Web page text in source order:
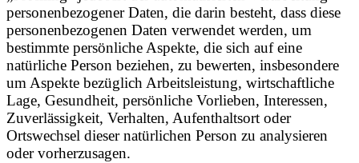
personenbezogener Daten, die darin besteht, dass diese
personenbezogenen Daten verwendet werden, um
bestimmte persönliche Aspekte, die sich auf eine
natürliche Person beziehen, zu bewerten, insbesondere
um Aspekte bezüglich Arbeitsleistung, wirtschaftliche
Lage, Gesundheit, persönliche Vorlieben, Interessen,
Zuverlässigkeit, Verhalten, Aufenthaltsort oder
Ortswechsel dieser natürlichen Person zu analysieren
oder vorherzusagen.